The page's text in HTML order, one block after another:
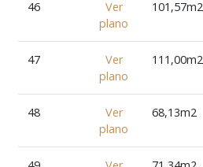
46
Ver
plano
101,57m2
47
Ver
plano
111,00m2
48
Ver
plano
68,13m2